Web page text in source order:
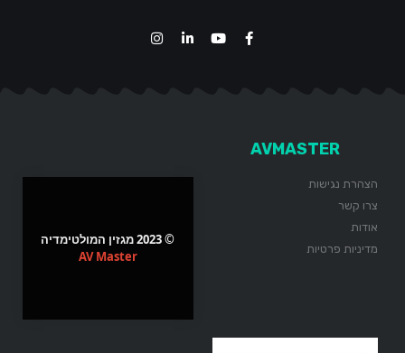
AVMASTER
הצהרת נגישות
צרו קשר
אודות
מדיניות פרטיות
© 2023 מגזין המולטימדיה
AV Master